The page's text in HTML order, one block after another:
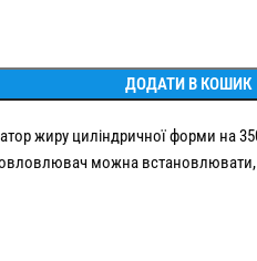
ДОДАТИ В КОШИК
жиру циліндричної форми на
можна встановлювати,